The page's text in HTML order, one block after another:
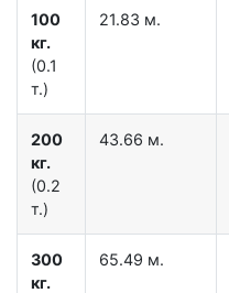
100
кг.
(0.1
т.)
21.83 м.
200
кг.
(0.2
т.)
43.66 м.
300
кг.
65.49 м.